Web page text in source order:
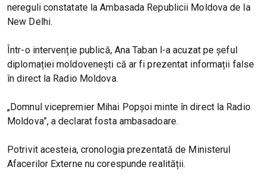
nereguli constatate la Ambasada Republicii Moldova de la
New Delhi.
Într-o intervenție publică, Ana Taban l-a acuzat pe șeful
diplomației moldovenești că ar fi prezentat informații false
în direct la Radio Moldova.
„Domnul vicepremier Mihai Popșoi minte în direct la Radio
Moldova”, a declarat fosta ambasadoare.
Potrivit acesteia, cronologia prezentată de Ministerul
Afacerilor Externe nu corespunde realității.